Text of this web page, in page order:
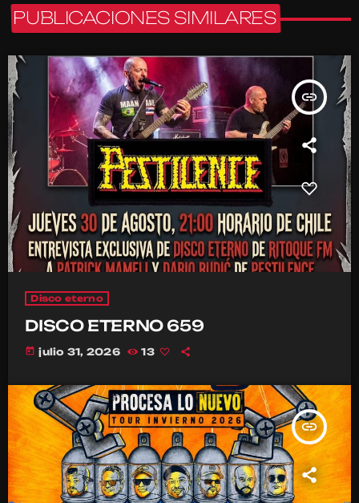
PUBLICACIONES SIMILARES
insert_link
Disco eterno
DISCO ETERNO 659
today julio 31, 2026 13
insert_link